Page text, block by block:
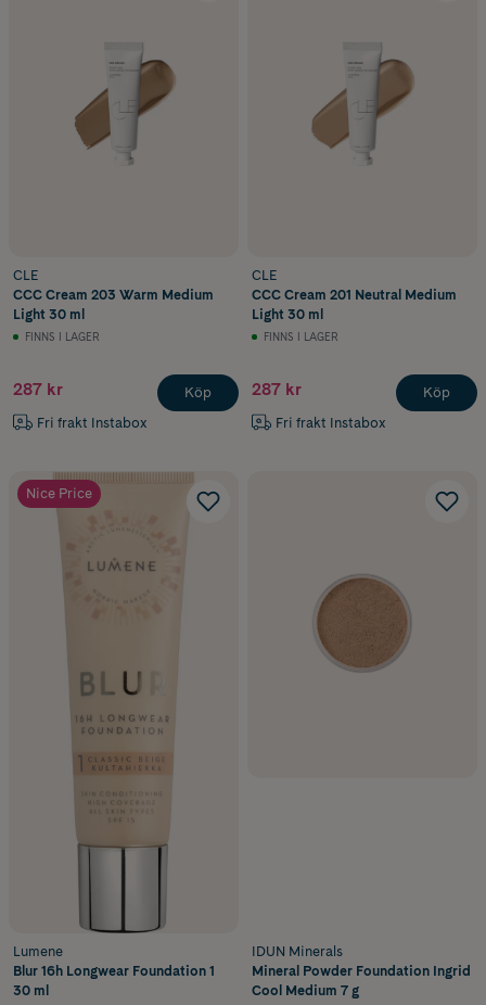
CLE
CCC Cream 203 Warm Medium
Light 30 ml
FINNS I LAGER
287 kr
Fri frakt Instabox
Köp
CLE
CCC Cream 201 Neutral Medium
Light 30 ml
FINNS I LAGER
287 kr
Fri frakt Instabox
Köp
Nice Price
Lumene
Blur 16h Longwear Foundation 1
30 ml
IDUN Minerals
Mineral Powder Foundation Ingrid
Cool Medium 7 g